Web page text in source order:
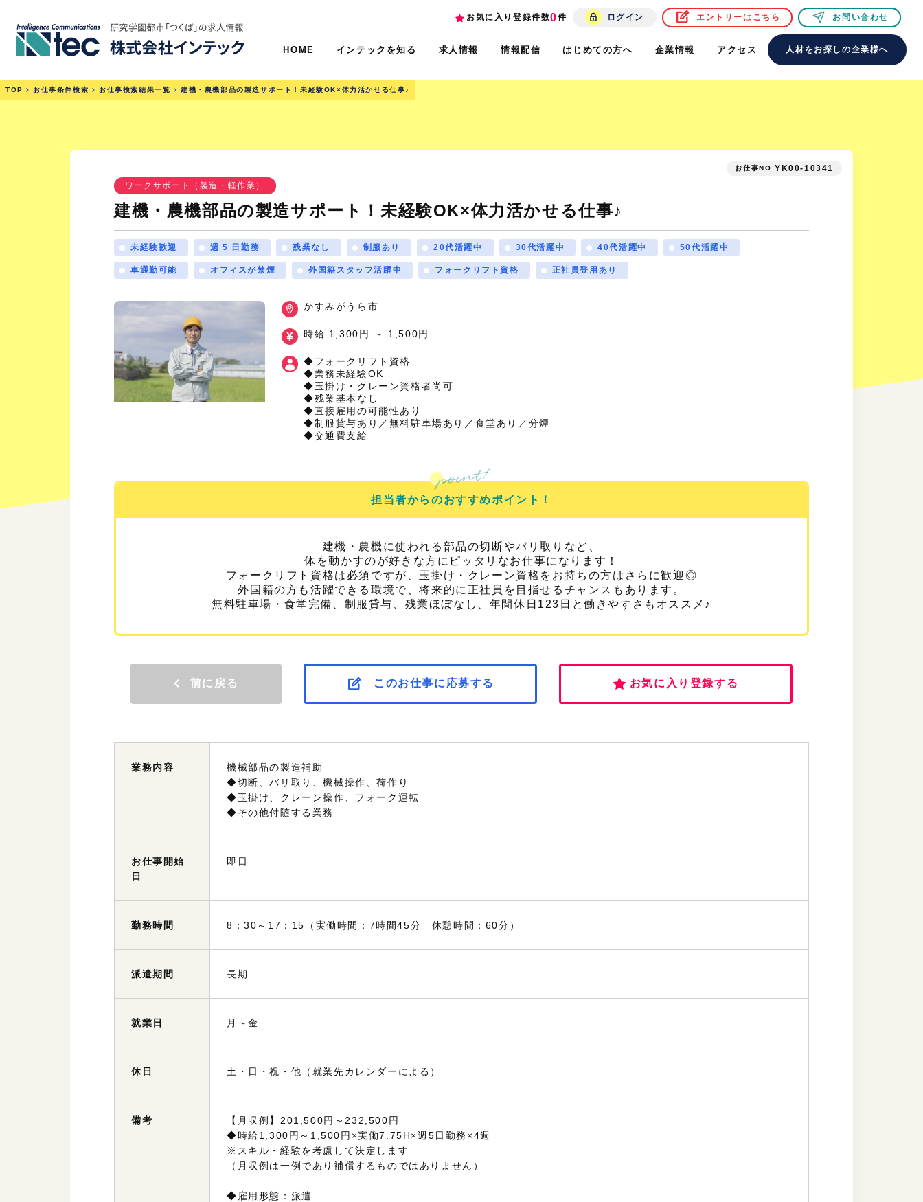
お気に入り登録件数0件 ログイン エントリーはこちら お問い合わせ
HOME インテックを知る 求人情報 情報配信 はじめての方へ 企業情報 アクセス 人材をお探しの企業様へ
TOP お仕事条件検索 お仕事検索結果一覧 建機・農機部品の製造サポート！未経験OK×体力活かせる仕事♪
お仕事NO. YK00-10341
ワークサポート（製造・軽作業）
建機・農機部品の製造サポート！未経験OK×体力活かせる仕事♪
未経験歓迎 週 5 日勤務 残業なし 制服あり 20代活躍中 30代活躍中 40代活躍中 50代活躍中
車通勤可能 オフィスが禁煙 外国籍スタッフ活躍中 フォークリフト資格 正社員登用あり
かすみがうら市
時給 1,300円 ～ 1,500円
◆フォークリフト資格
◆業務未経験OK
◆玉掛け・クレーン資格者尚可
◆残業基本なし
◆直接雇用の可能性あり
◆制服貸与あり／無料駐車場あり／食堂あり／分煙
◆交通費支給
担当者からのおすすめポイント！
建機・農機に使われる部品の切断やバリ取りなど、
体を動かすのが好きな方にピッタリなお仕事になります！
フォークリフト資格は必須ですが、玉掛け・クレーン資格をお持ちの方はさらに歓迎◎
外国籍の方も活躍できる環境で、将来的に正社員を目指せるチャンスもあります。
無料駐車場・食堂完備、制服貸与、残業ほぼなし、年間休日123日と働きやすさもオススメ♪
前に戻る このお仕事に応募する お気に入り登録する
業務内容
機械部品の製造補助
◆切断、バリ取り、機械操作、荷作り
◆玉掛け、クレーン操作、フォーク運転
◆その他付随する業務
お仕事 開始
日
即日
勤務時間 8：30～17：15（実働時間：7時間45分 休憩時間：60分）
派遣期間 長期
就業日 月～金
休日 土・日・祝・他（就業先カレンダーによる）
備考
【月収例】201,500円～232,500円
◆時給1,300円～1,500円×実働7.75H×週5日勤務×4週
※スキル・経験を考慮して決定します
（月収例は一例であり補償するものではありません）
◆雇用形態：派遣